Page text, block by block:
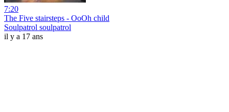
7:20
The Five stairsteps - OoOh child
Soulpatrol soulpatrol
il y a 17 ans